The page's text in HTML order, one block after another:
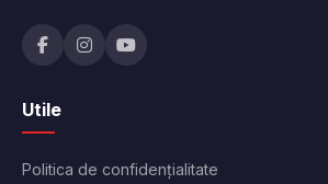
Utile
Politica de confidențialitate